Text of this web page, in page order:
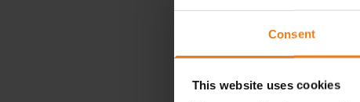
Consent
This website uses cookies